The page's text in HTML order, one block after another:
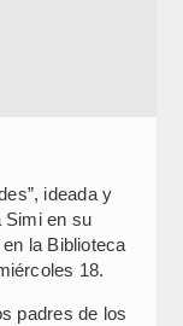
ideada y
Simi en su
la Biblioteca
18.
padres de los